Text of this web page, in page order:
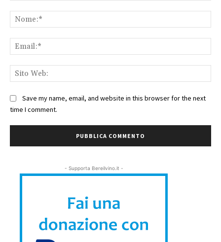
Save my name, email, and website in this browser for the next
time I comment.
- Supporta Bereilvino.it -